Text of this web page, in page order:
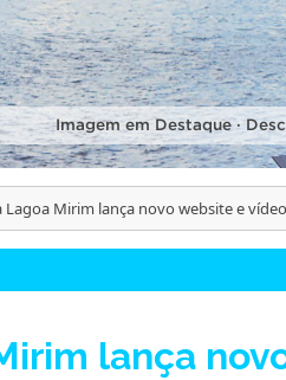
Imagem em Destaque ·
Lagoa Mirim lança novo website e
lança